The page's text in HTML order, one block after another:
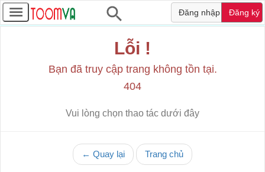
Đăng nhập Đăng ký
Lỗi !
Bạn đã truy cập trang không tồn tại.
404
Vui lòng chọn thao tác dưới đây
← Quay lại Trang chủ